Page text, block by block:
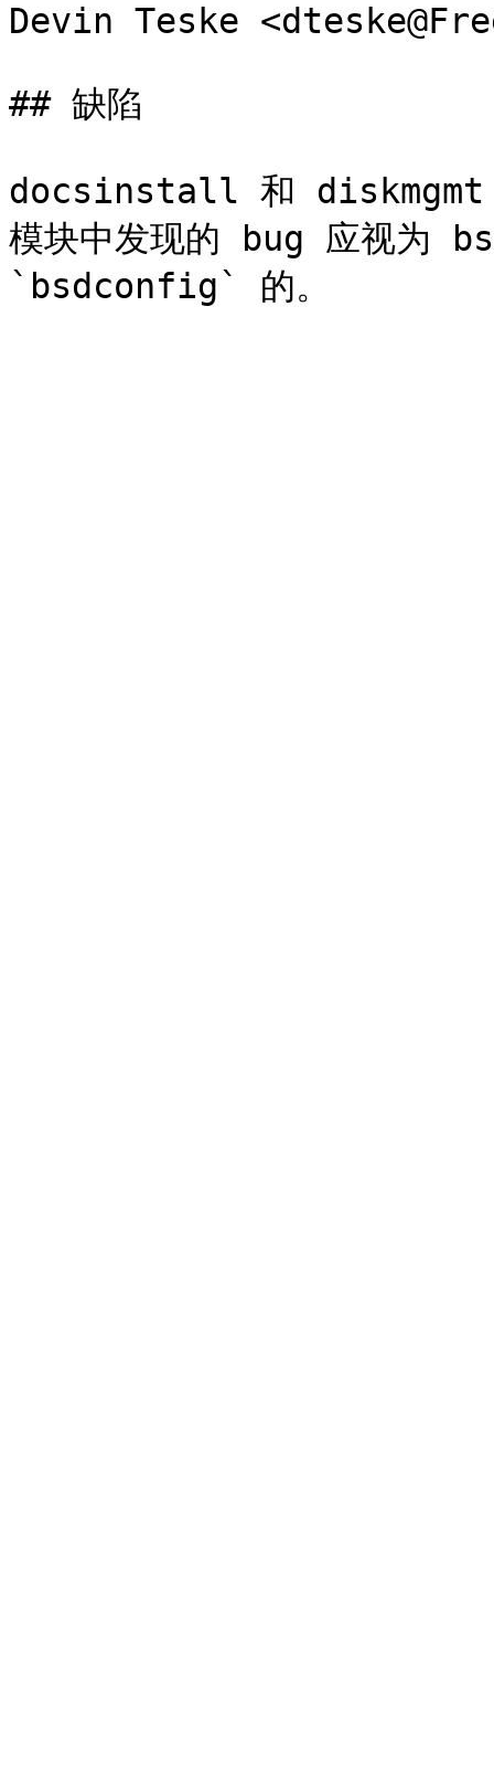
Devin Teske
## 缺陷
docsinstall 和 diskmgmt
模块中发现的 bug 应视为